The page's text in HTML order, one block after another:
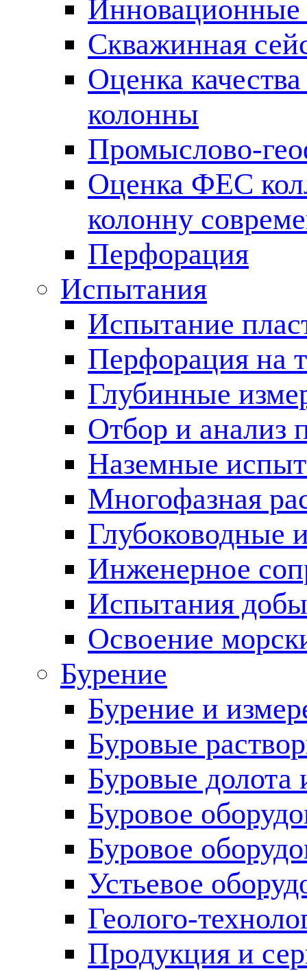
Инновационные
Скважинная
Оценка
колонны
Промыслово-
Оценка ФЕС
колонну
Перфорация
Испытания
Испытание
Перфорация на
Глубинные
Отбор и анализ
Наземные
Многофазная
Глубоководные
Инженерное
Испытания
Освоение
Бурение
Бурение и
Буровые
Буровые долота
Буровое
Буровое
Устьевое
Геолого-
Продукция и